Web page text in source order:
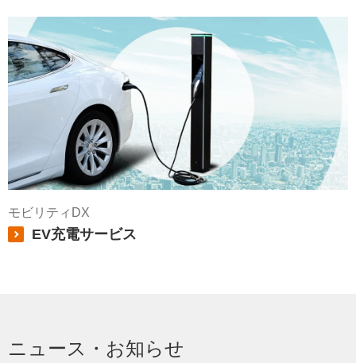
モビリティDX
EV充電サービス
ニュース・お知らせ